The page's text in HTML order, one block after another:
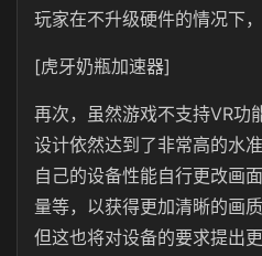
玩家在不升级硬件的情况下
[虎牙奶瓶加速器]
再次，虽然游戏不支持VR功
设计依然达到了非常高的水
自己的设备性能自行更改画
量等，以获得更加清晰的画
但这也将对设备的要求提出